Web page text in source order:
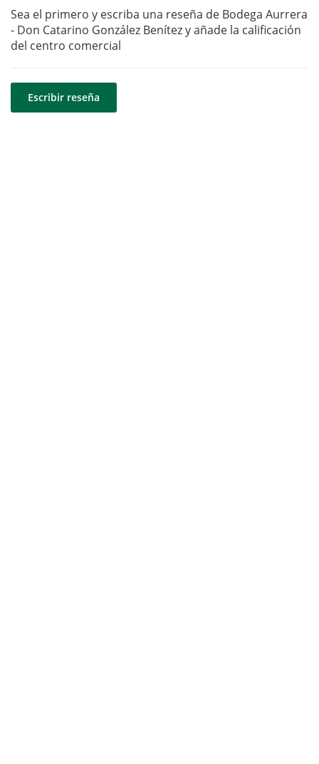
Sea el primero y escriba una reseña de Bodega Aurrera
- Don Catarino González Benítez y añade la calificación
del centro comercial
Escribir reseña